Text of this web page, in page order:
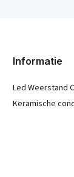
Informatie
Led Weerstand
Keramische